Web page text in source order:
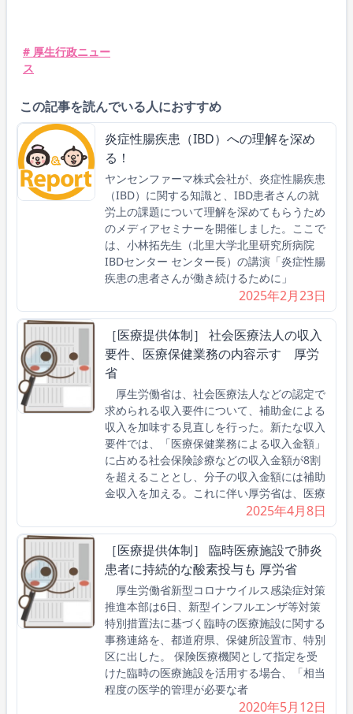
# 厚生行政ニュー
ス
この記事を読んでいる人におすすめ
炎症性腸疾患（IBD）への理解を深め
る！
ヤンセンファーマ株式会社が、炎症性腸疾患
（IBD）に関する知識と、IBD患者さんの就
労上の課題について理解を深めてもらうため
のメディアセミナーを開催しました。ここで
は、小林拓先生（北里大学北里研究所病院
IBDセンター センター長）の講演「炎症性腸
疾患の患者さんが働き続けるために」
2025年2月23日
［医療提供体制］ 社会医療法人の収入
要件、医療保健業務の内容示す 厚労
省
厚生労働省は、社会医療法人などの認定で
求められる収入要件について、補助金による
収入を加味する見直しを行った。新たな収入
要件では、「医療保健業務による収入金額」
に占める社会保険診療などの収入金額が8割
を超えることとし、分子の収入金額には補助
金収入を加える。これに伴い厚労省は、医療
2025年4月8日
［医療提供体制］ 臨時医療施設で肺炎
患者に持続的な酸素投与も 厚労省
厚生労働省新型コロナウイルス感染症対策
推進本部は6日、新型インフルエンザ等対策
特別措置法に基づく臨時の医療施設に関する
事務連絡を、都道府県、保健所設置市、特別
区に出した。 保険医療機関として指定を受
けた臨時の医療施設を活用する場合、「相当
程度の医学的管理が必要な者
2020年5月12日